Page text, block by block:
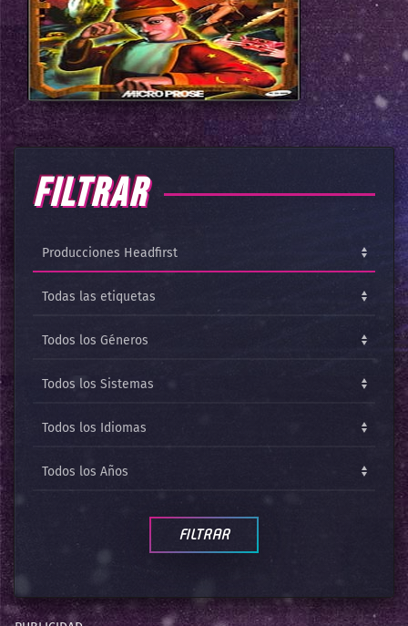
FILTRAR